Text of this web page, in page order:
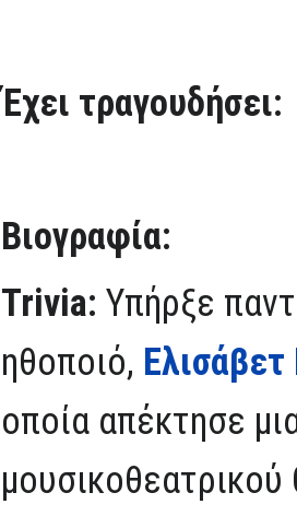
Έχει τραγουδήσει:
Βιογραφία:
Trivia: Υπήρξε
ηθοποιό,
οποία απέκτησε
μουσικοθεατρικού